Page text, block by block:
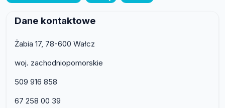
Dane kontaktowe
Żabia 17, 78-600 Wałcz
woj. zachodniopomorskie
509 916 858
67 258 00 39